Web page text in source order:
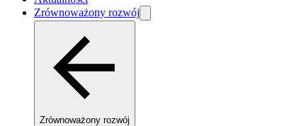
Zrównoważony rozwój
Zrównoważony rozwój